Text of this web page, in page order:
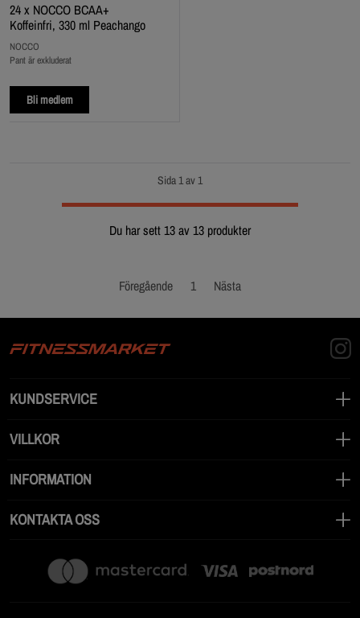
24 x NOCCO BCAA+
Koffeinfri, 330 ml Peachango
NOCCO
Pant är exkluderat
Bli medlem
Sida 1 av 1
Du har sett 13 av 13 produkter
Föregående 1 Nästa
KUNDSERVICE
VILLKOR
INFORMATION
KONTAKTA OSS